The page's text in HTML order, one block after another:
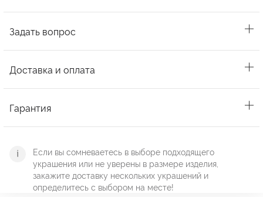
Задать вопрос
Доставка и оплата
Гарантия
Если вы сомневаетесь в выборе подходящего
украшения или не уверены в размере изделия,
закажите доставку нескольких украшений и
определитесь с выбором на месте!